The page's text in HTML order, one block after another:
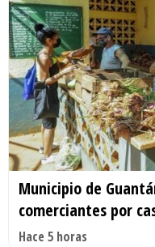
Municipio de
comerciantes por
Hace 5 horas